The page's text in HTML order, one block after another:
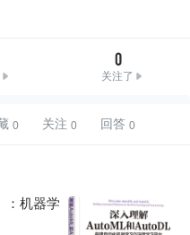
0
关注了
关注 回答
：机器学